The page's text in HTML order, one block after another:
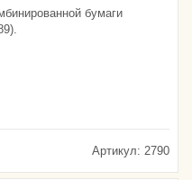
бумаги
Артикул: 2790